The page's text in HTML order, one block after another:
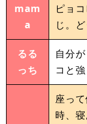
mam
a
ピョ
じ。
るる
っち
自分
コと強
座っ
時、